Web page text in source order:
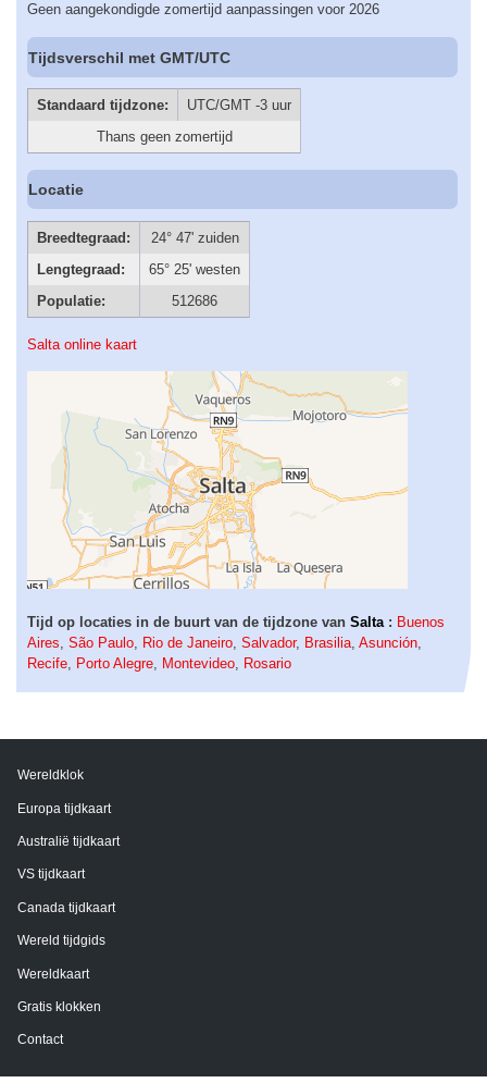
Geen aangekondigde zomertijd aanpassingen voor 2026
Tijdsverschil met GMT/UTC
Standaard tijdzone:
UTC/GMT -3 uur
Thans geen zomertijd
Locatie
Breedtegraad:
24° 47' zuiden
Lengtegraad:
65° 25' westen
Populatie:
512686
Salta online kaart
Tijd op locaties in de buurt van de tijdzone van Salta : Buenos
Aires São Paulo Rio de Janeiro Salvador, Brasilia Asunción
Recife Porto Alegre Montevideo Rosario
Wereldklok
Europa tijdkaart
Australië tijdkaart
VS tijdkaart
Canada tijdkaart
Wereld tijdgids
Wereldkaart
Gratis klokken
Contact